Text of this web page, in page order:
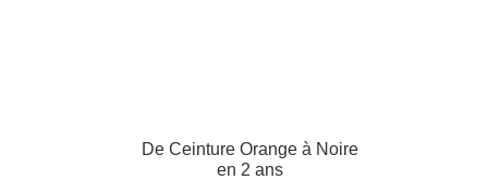
De Ceinture Orange à Noire
en 2 ans